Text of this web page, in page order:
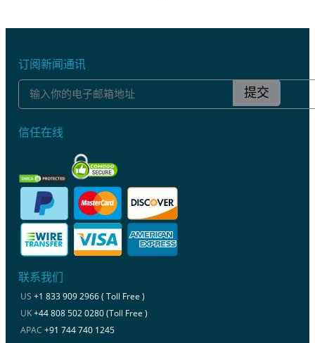
订阅新闻通讯
提交
信任在线
联系我们
US +1 833 909 2966 ( Toll Free )
UK+44 808 502 0280 (Toll Free )
APAC +91 744 740 1245